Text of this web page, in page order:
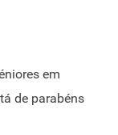
em
de parabéns